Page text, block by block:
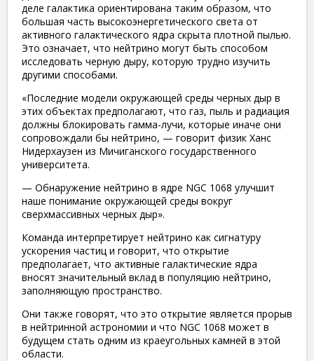
деле галактика ориентирована таким образом, что
большая часть высокоэнергетического света от
активного галактического ядра скрыта плотной пылью.
Это означает, что нейтрино могут быть способом
исследовать черную дыру, которую трудно изучить
другими способами.
«Последние модели окружающей среды черных дыр в
этих объектах предполагают, что газ, пыль и радиация
должны блокировать гамма-лучи, которые иначе они
сопровождали бы нейтрино, — говорит физик Ханс
Нидерхаузен из Мичиганского государственного
университета.
— Обнаружение нейтрино в ядре NGC 1068 улучшит
наше понимание окружающей среды вокруг
сверхмассивных черных дыр».
Команда интерпретирует нейтрино как сигнатуру
ускорения частиц и говорит, что открытие
предполагает, что активные галактические ядра
вносят значительный вклад в популяцию нейтрино,
заполняющую пространство.
Они также говорят, что это открытие является прорыв
в нейтринной астрономии и что NGC 1068 может в
будущем стать одним из краеугольных камней в этой
области.